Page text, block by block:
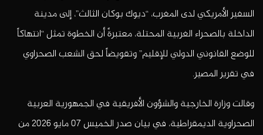
السفير الأمريكي لدى المغرب، “ديوك بوكان الثالث”، إلى مدينة
الداخلة بالصحراء الغربية المحتلة، معتبرةً أن الخطوة تمثل “انتهاكاً
للوضع القانوني الدولي للإقليم” وتقويضاً لحق الشعب الصحراوي
في تقرير المصير.
وقالت وزارة الخارجية والشؤون الأفريقية في الجمهورية العربية
الصحراوية الديمقراطية، في بيان صدر الخميس 07 مايو 2026 من